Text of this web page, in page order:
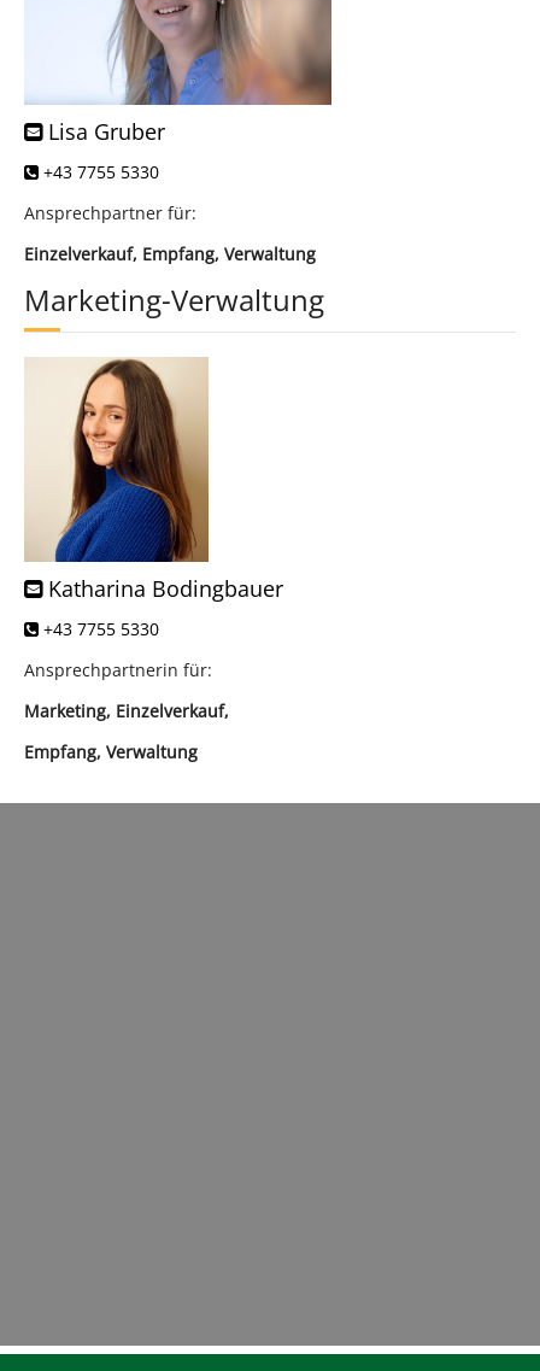
Lisa Gruber
+43 7755 5330
Ansprechpartner für:
Einzelverkauf, Empfang, Verwaltung
Marketing-Verwaltung
Katharina Bodingbauer
+43 7755 5330
Ansprechpartnerin für:
Marketing, Einzelverkauf,
Empfang, Verwaltung